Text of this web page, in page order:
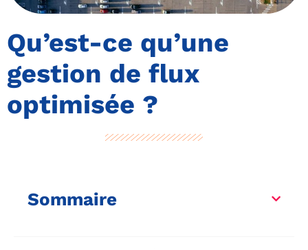
Qu’est-ce qu’une
gestion de flux
optimisée ?
Sommaire